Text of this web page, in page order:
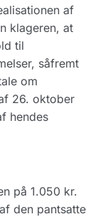
af
klageren, at
til
såfremt
om
26. oktober
hendes
på 1.050 kr.
den pantsatte